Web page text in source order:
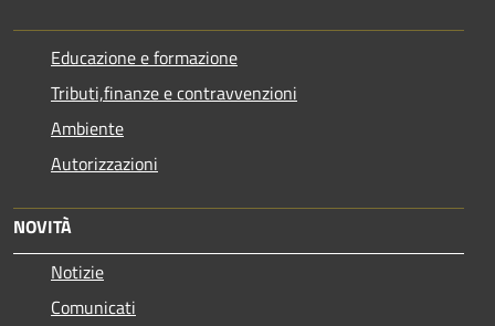
Educazione e formazione
Tributi,finanze e contravvenzioni
Ambiente
Autorizzazioni
NOVITÀ
Notizie
Comunicati